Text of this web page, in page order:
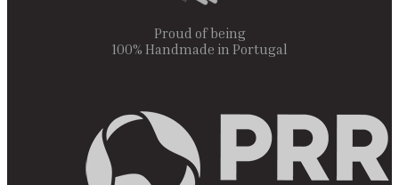
Proud of being
100% Handmade in Portugal